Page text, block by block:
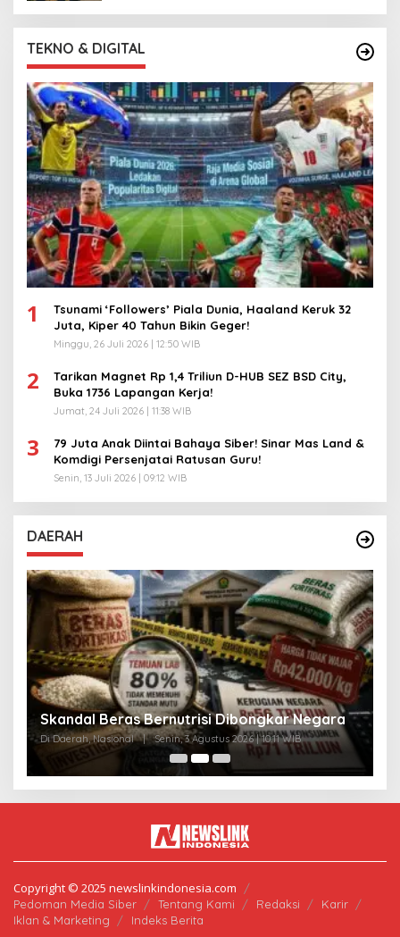
TEKNO & DIGITAL
1
Tsunami ‘Followers’ Piala Dunia, Haaland Keruk 32
Juta, Kiper 40 Tahun Bikin Geger!
Minggu, 26 Juli 2026 | 12:50 WIB
2
Tarikan Magnet Rp 1,4 Triliun D-HUB SEZ BSD City,
Buka 1736 Lapangan Kerja!
Jumat, 24 Juli 2026 | 11:38 WIB
3
79 Juta Anak Diintai Bahaya Siber! Sinar Mas Land &
Komdigi Persenjatai Ratusan Guru!
Senin, 13 Juli 2026 | 09:12 WIB
DAERAH
Skandal Beras Bernutrisi Dibongkar Negara
Di Daerah, Nasional | Senin, 3 Agustus 2026 | 10:11 WIB
Copyright © 2025 newslinkindonesia.com
Pedoman Media Siber Tentang Kami Redaksi
Karir
Iklan & Marketing
Indeks Berita